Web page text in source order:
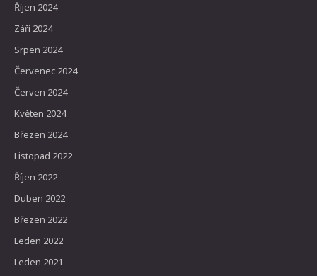
Říjen 2024
Září 2024
Srpen 2024
Červenec 2024
Červen 2024
Květen 2024
Březen 2024
Listopad 2022
Říjen 2022
Duben 2022
Březen 2022
Leden 2022
Leden 2021